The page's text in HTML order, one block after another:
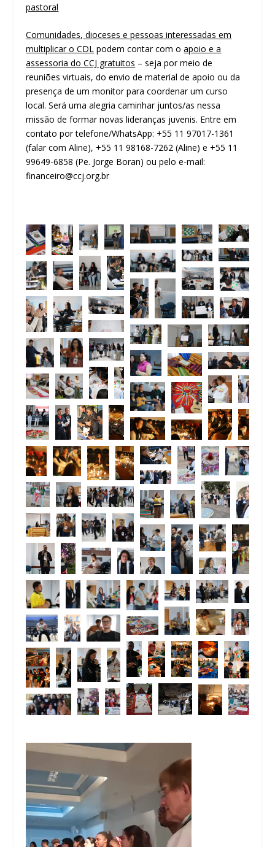
pastoral
Comunidades, dioceses e pessoas interessadas em
multiplicar o CDL podem contar com oapoio e a
assessoria do CCJ gratuitos – seja por meio de
reuniões virtuais, do envio de material de apoio ou da
presença de um monitor para coordenar um curso
local. Será uma alegria caminhar juntos/as nessa
missão de formar novas lideranças juvenis. Entre em
contato por telefone/WhatsApp: +55 11 97017-1361
(falar com Aline), +55 11 98168-7262 (Aline) e +55 11
99649-6858 (Pe. Jorge Boran) ou pelo e-mail:
financeiro@ccj.org.br
Tocador